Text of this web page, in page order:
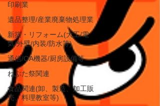
印刷業
遺品整理/産業廃棄物処理業
新築・リフォーム(大工/電
気/外壁/内装/防水等)
通信/OA機器/厨房設備等
ねぶた祭関連
食品関連(卸、製造、加工販
売、料理教室等)